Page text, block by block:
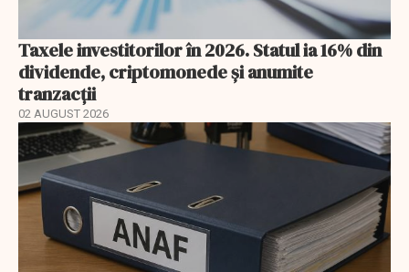
Taxele investitorilor în 2026. Statul ia 16% din
dividende, criptomonede și anumite
tranzacții
02 AUGUST 2026